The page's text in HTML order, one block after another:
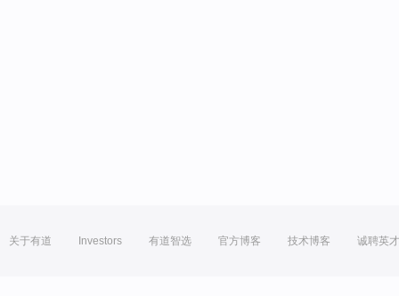
关于有道 Investors 有道智选 官方博客 技术博客 诚聘英才